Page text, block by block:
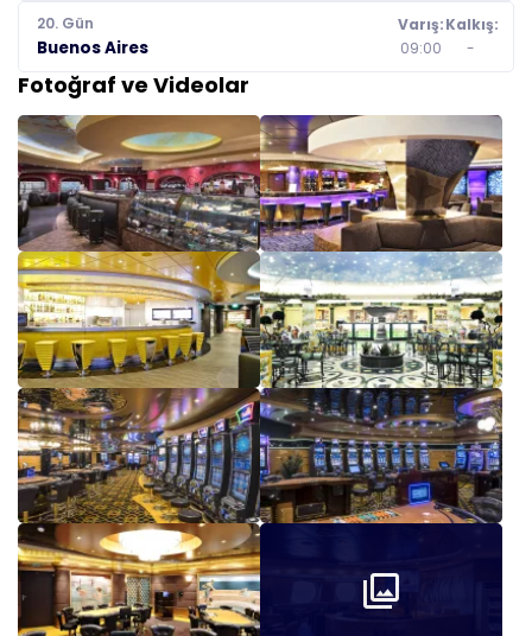
20. Gün
Buenos Aires
Varış:
09:00
Kalkış:
-
Fotoğraf ve Videolar